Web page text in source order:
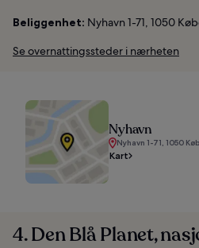
Beliggenhet: Nyhavn 1-71, 1050
Se overnattingssteder i nærheten
Nyhavn
Nyhavn 1-71, 1050
Kart
4. Den Blå Planet,